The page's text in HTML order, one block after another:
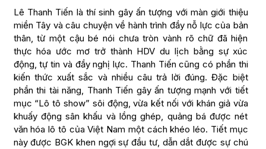
Lê Thanh Tiến là thí sinh gây ấn tượng với màn giới thiệu
miền Tây và câu chuyện về hành trình đầy nỗ lực của bản
thân, từ một cậu bé nói chưa tròn vành rõ chữ đã hiện
thực hóa ước mơ trở thành HDV du lịch bằng sự xúc
động, tự tin và đầy nghị lực. Thanh Tiến cũng có phần thi
kiến thức xuất sắc và nhiều câu trả lời đúng. Đặc biệt
phần thi tài năng, Thanh Tiến gây ấn tượng mạnh với tiết
mục “Lô tô show” sôi động, vừa kết nối với khán giả vừa
khuấy động sân khấu và lồng ghép, quảng bá được nét
văn hóa lô tô của Việt Nam một cách khéo léo. Tiết mục
này được BGK khen ngợi sự đầu tư, dẫn dắt được sự chú